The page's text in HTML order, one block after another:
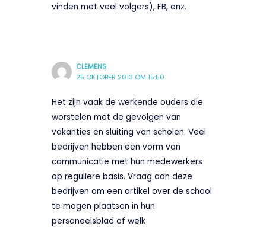
vinden met veel volgers), FB, enz.
CLEMENS
25 OKTOBER 2013 OM 15:50
Het zijn vaak de werkende ouders die
worstelen met de gevolgen van
vakanties en sluiting van scholen. Veel
bedrijven hebben een vorm van
communicatie met hun medewerkers
op reguliere basis. Vraag aan deze
bedrijven om een artikel over de school
te mogen plaatsen in hun
personeelsblad of welk